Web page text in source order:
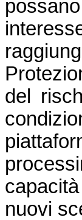
del
nuovi